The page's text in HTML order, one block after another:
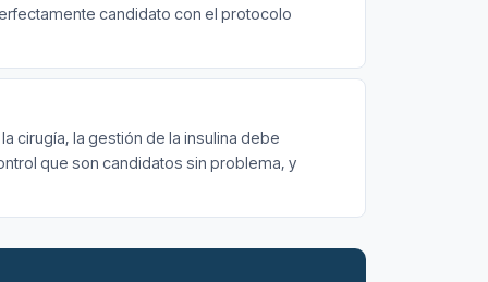
candidato con el protocolo
cirugía, la gestión de la insulina debe
que son candidatos sin problema, y